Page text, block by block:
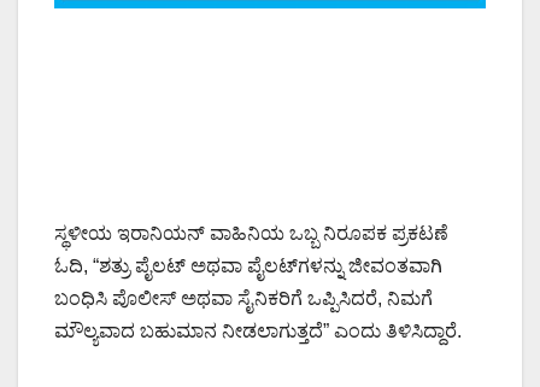
ಸ್ಥಳೀಯ ಇರಾನಿಯನ್ ವಾಹಿನಿಯ ಒಬ್ಬ ನಿರೂಪಕ ಪ್ರಕಟಣೆ
ಓದಿ, “ಶತ್ರು ಪೈಲಟ್ ಅಥವಾ ಪೈಲಟ್‌ಗಳನ್ನು ಜೀವಂತವಾಗಿ
ಬಂಧಿಸಿ ಪೊಲೀಸ್ ಅಥವಾ ಸೈನಿಕರಿಗೆ ಒಪ್ಪಿಸಿದರೆ, ನಿಮಗೆ
ಮೌಲ್ಯವಾದ ಬಹುಮಾನ ನೀಡಲಾಗುತ್ತದೆ” ಎಂದು ತಿಳಿಸಿದ್ದಾರೆ.